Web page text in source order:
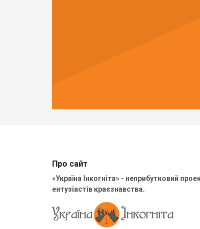
Про сайт
«Україна Інкогніта» - неприбутковий
ентузіастів краєзнавства.